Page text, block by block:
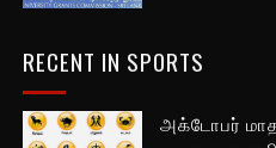
RECENT IN SPORTS
அக்டோபர்